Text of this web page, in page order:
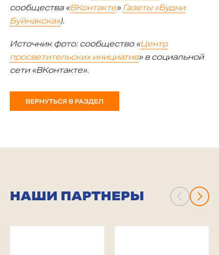
сообщества «ВКонтакте» Газеты «Будни
Буйнакска»).
Источник фото: сообщество «Центр
просветительских инициатив» в социальной
сети «ВКонтакте».
ВЕРНУТЬСЯ В РАЗДЕЛ
НАШИ ПАРТНЕРЫ